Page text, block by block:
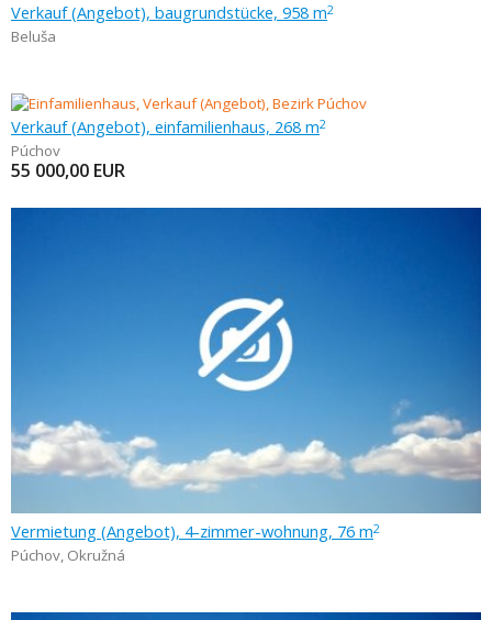
Verkauf (Angebot), baugrundstücke, 958 m2
Beluša
Verkauf (Angebot), einfamilienhaus, 268 m2
Púchov
55 000,00 EUR
Vermietung (Angebot), 4-zimmer-wohnung, 76 m2
Púchov, Okružná